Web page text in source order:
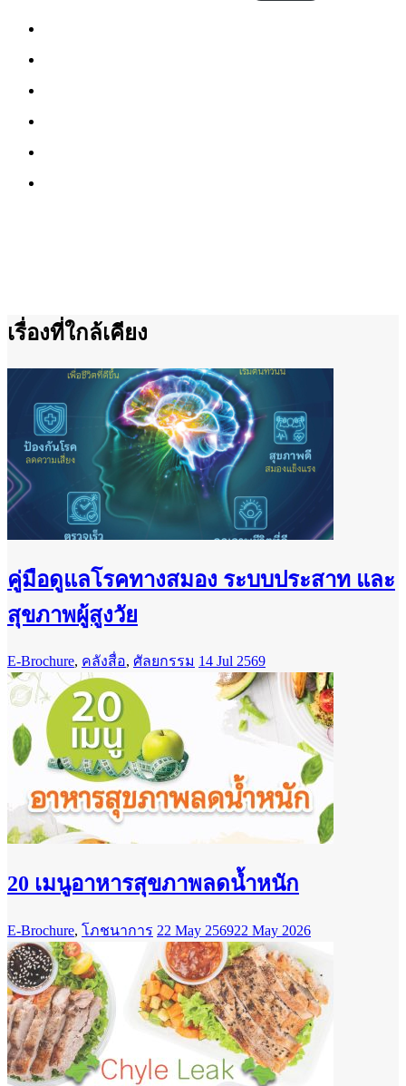
เรื่องที่ใกล้เคียง
คู่มือดูแลโรคทางสมอง ระบบประสาท และ
สุขภาพผู้สูงวัย
E-Brochure, คลังสื่อ, ศัลยกรรม 14 Jul 2569
20 เมนูอาหารสุขภาพลดน้ำหนัก
E-Brochure, โภชนาการ 22 May 256922 May 2026